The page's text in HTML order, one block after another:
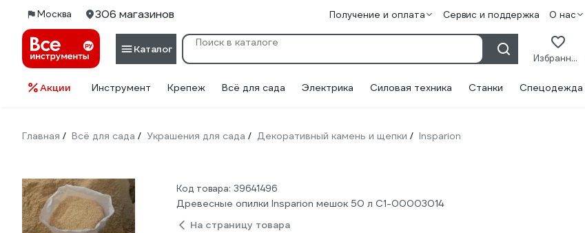
Москва 306 магазинов Получение и оплата Сервис и поддержка О нас
Каталог
Избранное
Акции Инструмент Крепеж Всё для сада Электрика Силовая техника Станки
Главная / Всё для сада / Украшения для сада / Декоративный камень и щепки / Insparion
Код товара: 39641496
Древесные опилки Insparion мешок 50 л С1-00003014
На страницу товара